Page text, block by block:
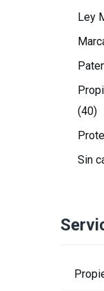
Ley
(40)
Sin